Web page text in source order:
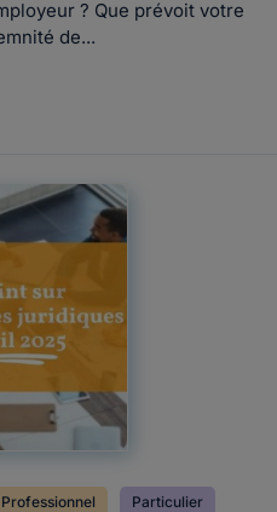
? Que prévoit votre
de...
Professionnel Particulier